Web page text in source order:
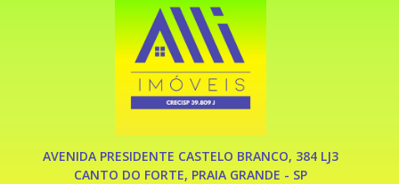
AVENIDA PRESIDENTE CASTELO BRANCO, 384 LJ3
CANTO DO FORTE, PRAIA GRANDE - SP